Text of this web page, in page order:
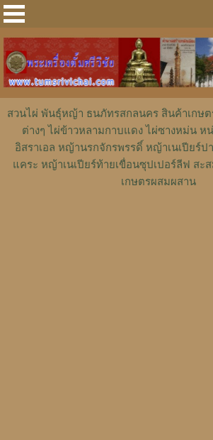
สวนไผ่ พันธุ์หญ้า ธนภัทรสกลนคร สินค้าเกษ
ต่างๆ ไผ่ข้าวหลามกาบแดง ไผ่ซางหม่น
อิสราเอล หญ้านรกจักรพรรดิ์ หญ้าเนเปียร์ป
แคระ หญ้าเนเปียร์ท้ายเขื่อนซุปเปอร์ลีฟ สะ
เกษตรผสมผสาน